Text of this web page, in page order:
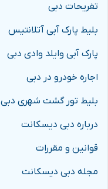
تفریحات دبی
بلیط پارک آبی آتلانتیس
پارک آبی وایلد وادی دبی
اجاره خودرو در دبی
بلیط تور گشت شهری دبی
درباره دبی دیسکانت
قوانین و مقررات
مجله دبی دیسکانت